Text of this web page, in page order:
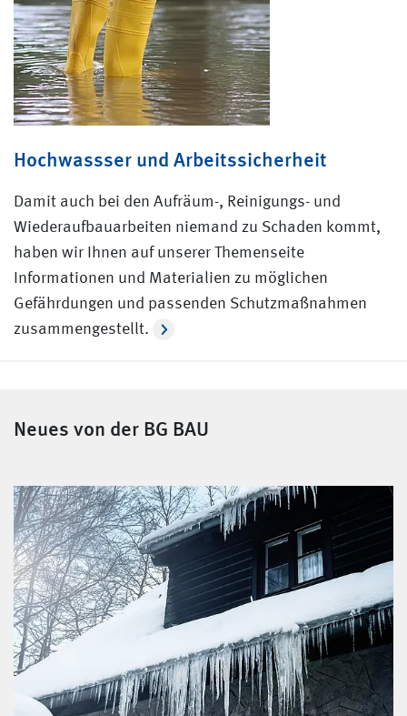
Hochwassser und Arbeitssicherheit
Damit auch bei den Aufräum-, Reinigungs- und
Wiederaufbauarbeiten niemand zu Schaden kommt,
haben wir Ihnen auf unserer Themenseite
Informationen und Materialien zu möglichen
Gefährdungen und passenden Schutzmaßnahmen
zusammengestellt.
Neues von der BG BAU